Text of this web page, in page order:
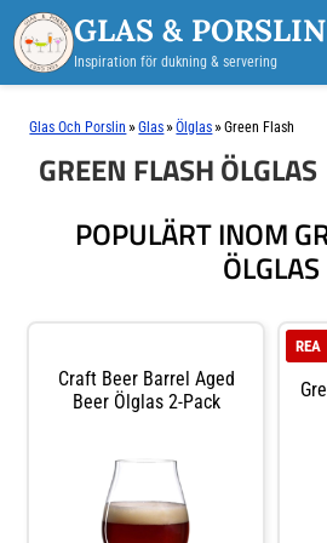
GLAS & PORSLIN
Inspiration för dukning & servering
Glas Och Porslin »Glas »Ölglas »Green Flash
GREEN FLASH ÖLGLAS
POPULÄRT INOM
ÖLGLAS
Craft Beer Barrel Aged
Beer Ölglas 2-Pack
REA